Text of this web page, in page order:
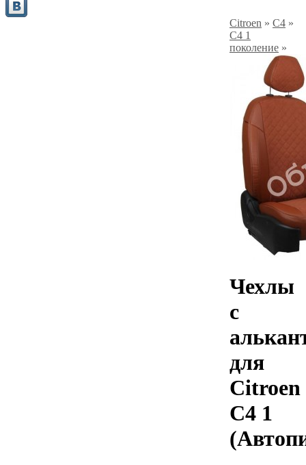
Citroen » C4 »
C4 1
поколение »
Чехлы
с
для
Citroen
C4 1